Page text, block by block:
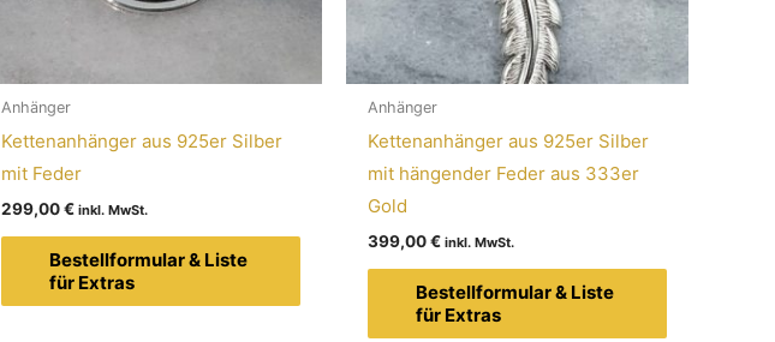
Anhänger
Kettenanhänger aus 925er Silber
mit Feder
299,00€
Bestellformular & Liste
für Extras
Anhänger
Kettenanhänger aus 925er Silber
mit hängender Feder aus 333er
Gold
399,00€
Bestellformular & Liste
für Extras